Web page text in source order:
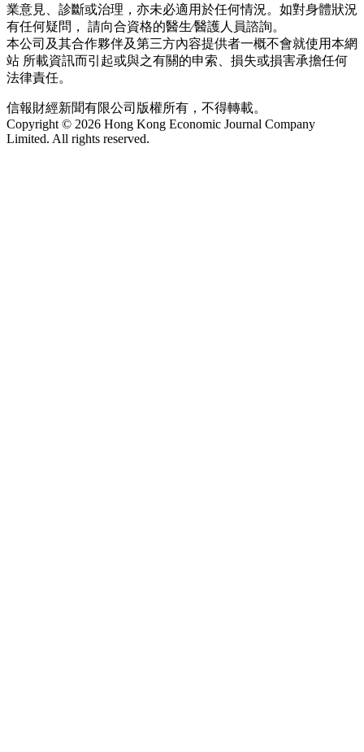
業意見、診斷或治理，亦未必適用於任何情況。如對身體狀況
有任何疑問， 請向合資格的醫生∕醫護人員諮詢。
本公司及其合作夥伴及第三方內容提供者一概不會就使用本網
站 所載資訊而引起或與之有關的申索、損失或損害承擔任何
法律責任。
信報財經新聞有限公司版權所有，不得轉載。
Copyright © 2026 Hong Kong Economic Journal Company
Limited. All rights reserved.